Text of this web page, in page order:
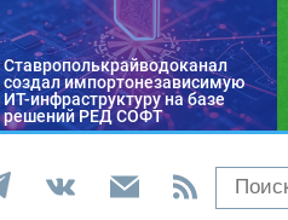
Ставрополькрайводоканал
создал импортонезависимую
ИТ-инфраструктуру на базе
решений РЕД СОФТ